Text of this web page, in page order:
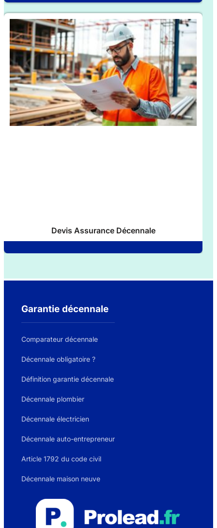
Devis Assurance Décennale
Garantie décennale
Comparateur décennale
Décennale obligatoire ?
Définition garantie décennale
Décennale plombier
Décennale électricien
Décennale auto-entrepreneur
Article 1792 du code civil
Décennale maison neuve